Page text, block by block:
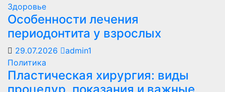
Здоровье
Особенности лечения
периодонтита у взрослых
29.07.2026
admin1
Политика
Пластическая хирургия: виды